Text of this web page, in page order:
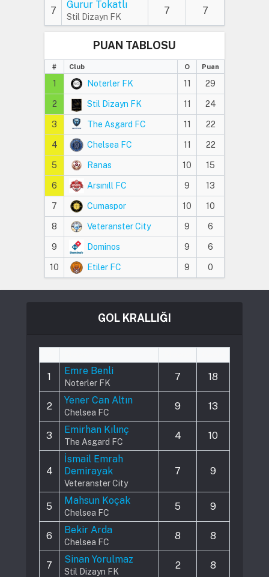
7
Gurur Tokatlı
Stil Dizayn FK
7 7
PUAN TABLOSU
# Club O Puan
1 Noterler FK 11 29
2 Stil Dizayn FK 11 24
3 The Asgard FC 11 22
4 Chelsea FC 11 22
5 Ranas 10 15
6 Arsınıll FC 9 13
7 Cumaspor 10 10
8 Veteranster City 9 6
9 Dominos 9 6
10 Etiler FC 9 0
GOL KRALLIĞI
1
Emre Benli
Noterler FK
7 18
2
Yener Can Altın
Chelsea FC
9 13
3
Emirhan Kılınç
The Asgard FC
4 10
4
İsmail Emrah
Demirayak
Veteranster City
7 9
5
Mahsun Koçak
Chelsea FC
5 9
6
Bekir Arda
Chelsea FC
8 8
7
Sinan Yorulmaz
Stil Dizayn FK
2 8